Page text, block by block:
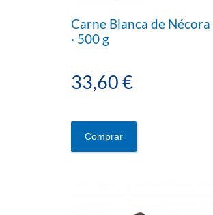
Carne Blanca de Nécora
· 500 g
33,60 €
Comprar